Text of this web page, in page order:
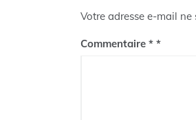
Votre adresse e-mail ne
Commentaire *